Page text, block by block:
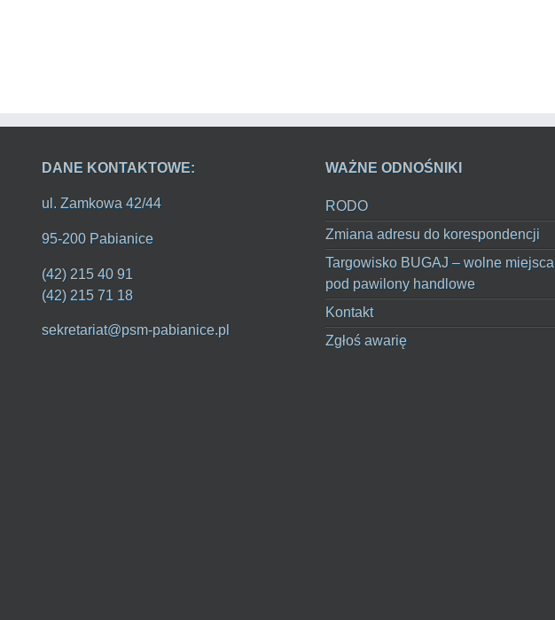
DANE KONTAKTOWE:
ul. Zamkowa 42/44
95-200 Pabianice
(42) 215 40 91
(42) 215 71 18
sekretariat@psm-pabianice.pl
WAŻNE ODNOŚNIKI
RODO
Zmiana adresu do korespondencji
Targowisko BUGAJ – wolne miejsca
pod pawilony handlowe
Kontakt
Zgłoś awarię